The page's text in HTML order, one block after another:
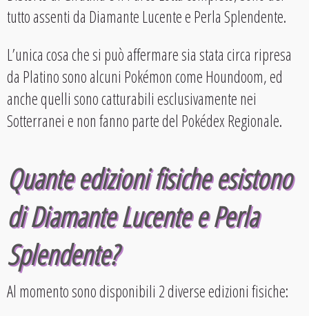
tutto assenti da Diamante Lucente e Perla Splendente.
L’unica cosa che si può affermare sia stata circa ripresa
da Platino sono alcuni Pokémon come Houndoom, ed
anche quelli sono catturabili esclusivamente nei
Sotterranei e non fanno parte del Pokédex Regionale.
Quante edizioni fisiche esistono
di Diamante Lucente e Perla
Splendente?
Al momento sono disponibili 2 diverse edizioni fisiche: